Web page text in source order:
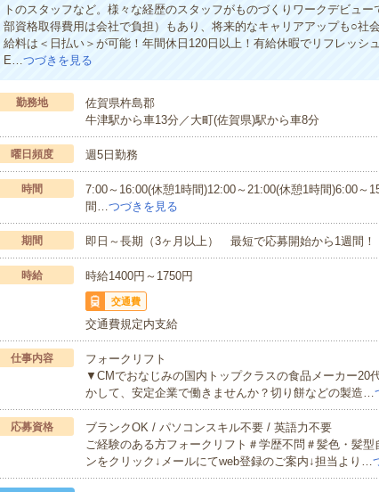
トのスタッフなど。様々な経歴のスタッフがものづくりワークデビュ
部資格取得費用は会社で負担）もあり、将来的なキャリアアップも○社
給料は＜日払い＞が可能！年間休日120日以上！有給休暇でリフレッシ
E…つづきを見る
勤務地
佐賀県杵島郡
牛津駅から車13分／大町(佐賀県)駅から車8分
曜日頻度 週5日勤務
時間
7:00～16:00(休憩1時間)12:00～21:00(休憩1時間)6:00～
間…つづきを見る
期間 即日～長期（3ヶ月以上） 最短で応募開始から1週間！
時給 時給1400円～1750円
交通費
交通費規定内支給
仕事内容
フォークリフト
▼CMでおなじみの国内トップクラスの食品メーカー20
かして、安定企業で働きませんか？切り餅などの製造…
応募資格
ブランクOK / パソコンスキル不要 / 英語力不要
ご経験のある方フォークリフト＃学歴不問＃髪色・髪
ンをクリック↓メールにてweb登録のご案内↓担当より…